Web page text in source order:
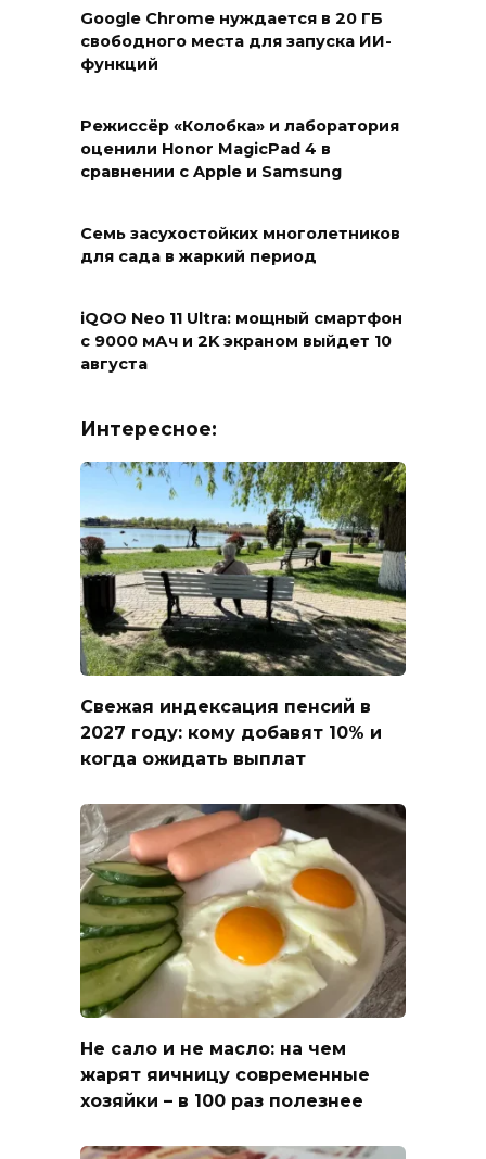
Google Chrome нуждается в 20 ГБ
свободного места для запуска ИИ-
функций
Режиссёр «Колобка» и лаборатория
оценили Honor MagicPad 4 в
сравнении с Apple и Samsung
Семь засухостойких многолетников
для сада в жаркий период
iQOO Neo 11 Ultra: мощный смартфон
с 9000 мАч и 2K экраном выйдет 10
августа
Интересное:
Свежая индексация пенсий в
2027 году: кому добавят 10% и
когда ожидать выплат
Не сало и не масло: на чем
жарят яичницу современные
хозяйки – в 100 раз полезнее